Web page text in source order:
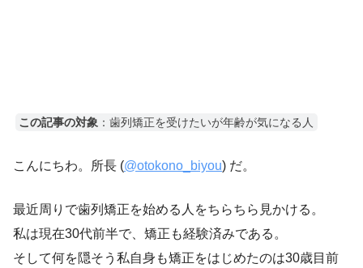
この記事の対象 ：歯列矯正を受けたいが年齢が気になる人
こんにちわ。所長 (@otokono_biyou) だ。
最近周りで歯列矯正を始める人をちらちら見かける。
私は現在30代前半で、矯正も経験済みである。
そして何を隠そう私自身も矯正をはじめたのは30歳目前